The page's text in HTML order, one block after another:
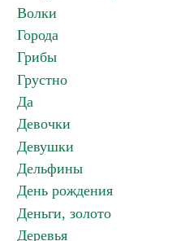
Волки
Города
Грибы
Грустно
Да
Девочки
Девушки
Дельфины
День рождения
Деньги, золото
Деревья